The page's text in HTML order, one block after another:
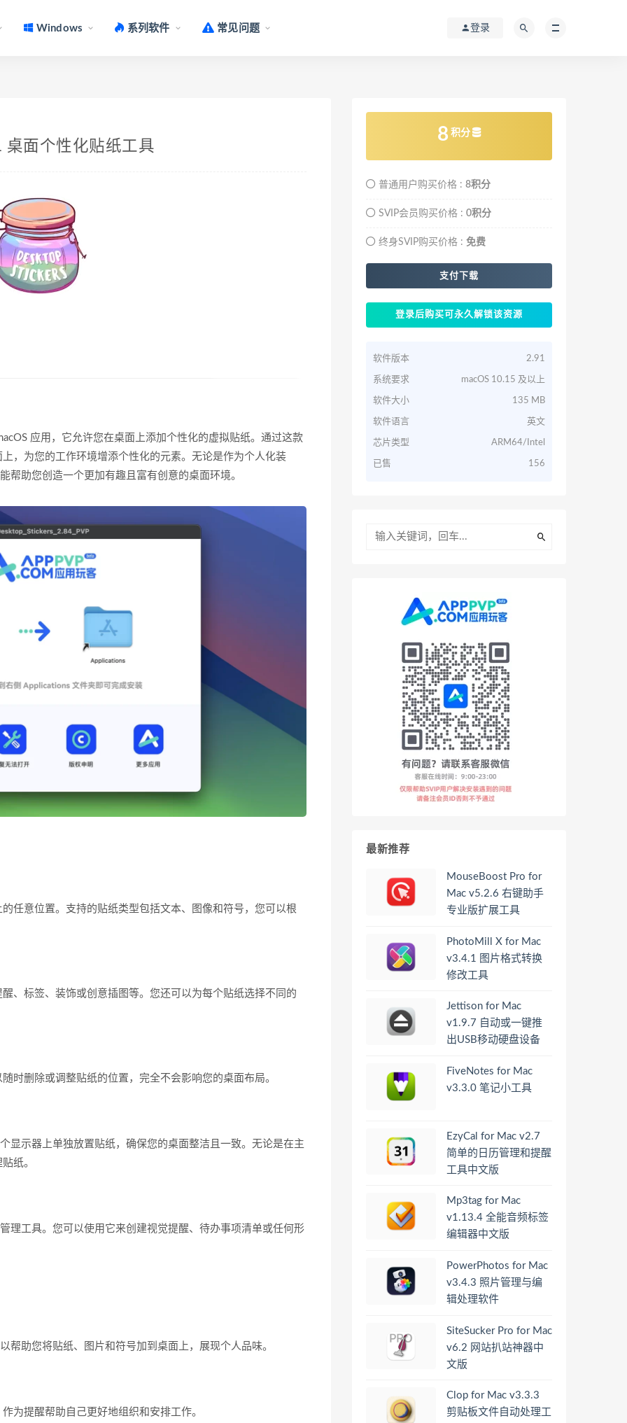
Windows 系列软件 常见问题 登录
面个性化贴纸工具
应用，它允许您在桌面上添加个性化的虚拟贴纸。通过这款
，为您的工作环境增添个性化的元素。无论是作为个人化装
帮助您创造一个更加有趣且富有创意的桌面环境。
任意位置。支持的贴纸类型包括文本、图像和符号，您可以根
、标签、装饰或创意插图等。您还可以为每个贴纸选择不同的
时删除或调整贴纸的位置，完全不会影响您的桌面布局。
显示器上单独放置贴纸，确保您的桌面整洁且一致。无论是在主
纸。
理工具。您可以使用它来创建视觉提醒、待办事项清单或任何形
帮助您将贴纸、图片和符号加到桌面上，展现个人品味。
为提醒帮助自己更好地组织和安排工作。
8 积分
普通用户购买价格 : 8积分
SVIP会员购买价格 : 0积分
终身SVIP购买价格 : 免费
支付下载
登录后购买可永久解锁该资源
软件版本 2.91
系统要求 macOS 10.15 及以上
软件大小 135 MB
软件语言 英文
芯片类型 ARM64/Intel
已售 156
最新推荐
MouseBoost Pro for
Mac v5.2.6 右键助手
专业版扩展工具
PhotoMill X for Mac
v3.4.1 图片格式转换
修改工具
Jettison for Mac
v1.9.7 自动或一键推
出USB移动硬盘设备
FiveNotes for Mac
v3.3.0 笔记小工具
EzyCal for Mac v2.7
简单的日历管理和提醒
工具中文版
Mp3tag for Mac
v1.13.4 全能音频标签
编辑器中文版
PowerPhotos for Mac
v3.4.3 照片管理与编
辑处理软件
SiteSucker Pro for Mac
v6.2 网站扒站神器中
文版
Clop for Mac v3.3.3
剪贴板文件自动处理工